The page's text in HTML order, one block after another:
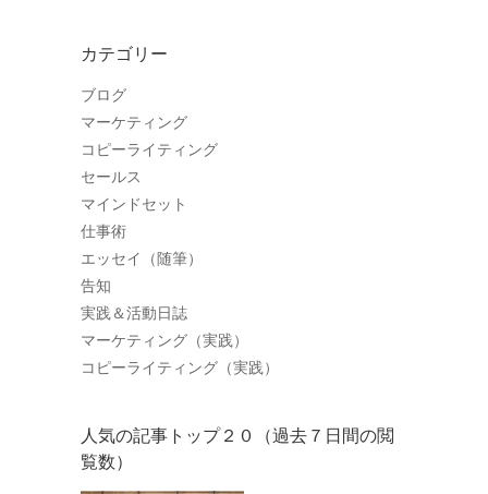
カテゴリー
ブログ
マーケティング
コピーライティング
セールス
マインドセット
仕事術
エッセイ（随筆）
告知
実践＆活動日誌
マーケティング（実践）
コピーライティング（実践）
人気の記事トップ２０（過去７日間の閲
覧数）